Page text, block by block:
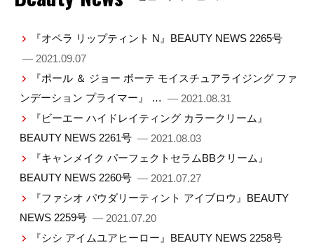
『オペラ リップティント N』BEAUTY NEWS 2265号
— 2021.09.07
『ポール ＆ ジョー ボーテ モイスチュアライジング ファ
ンデーション プライマー』 … — 2021.08.31
『ビーエー ハイドレイティング カラークリーム』
BEAUTY NEWS 2261号 — 2021.08.03
『キャンメイク パーフェクトセラムBBクリーム』
BEAUTY NEWS 2260号 — 2021.07.27
『ファシオ パウダリーティント アイブロウ』BEAUTY
NEWS 2259号 — 2021.07.20
『シシ アイムユアヒーロー』BEAUTY NEWS 2258号